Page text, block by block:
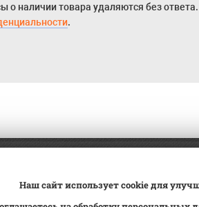
о наличии товара удаляются без
.
Сервис
Контакты
Наш сайт использует cookie для